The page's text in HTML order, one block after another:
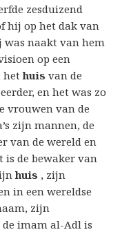
zesduizend
hij op het dak van
naakt van hem
op een
hethuis van de
en het was zo
vrouwen van de
zijn mannen, de
van de wereld en
is de bewaker van
huis , zijn
in een wereldse
zijn
de imam al-Adl is